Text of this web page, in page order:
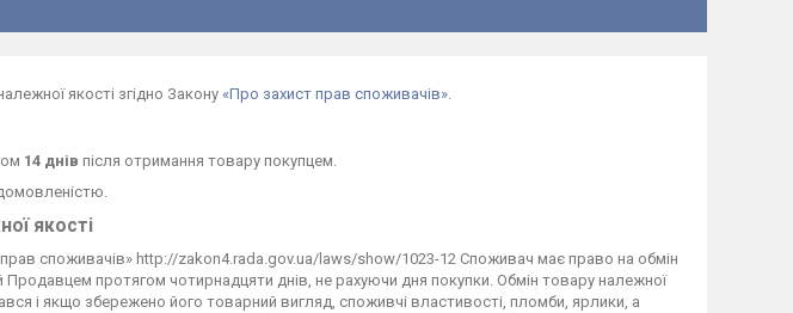
якості згідно Закону «Про захист прав споживачів».
14 днів після отримання товару покупцем.
якості
прав споживачів» http://zakon4.rada.gov.ua/laws/show/1023-12 Споживач має право на обмін
протягом чотирнадцяти днів, не рахуючи дня покупки. Обмін товару належної
і якщо збережено його товарний вигляд, споживчі властивості, пломби, ярлики, а